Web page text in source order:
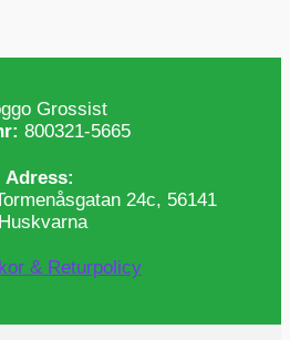
Grossist
800321-5665
Adress:
24c, 56141
Huskvarna
& Returpolicy